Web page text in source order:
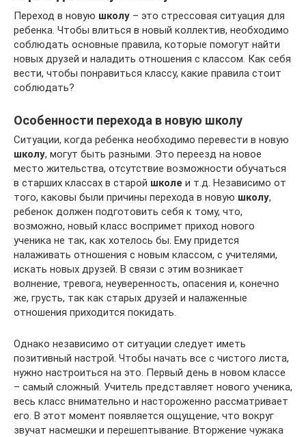
Переход в новую школу – это стрессовая ситуация для
ребенка. Чтобы влиться в новый коллектив, необходимо
соблюдать основные правила, которые помогут найти
новых друзей и наладить отношения с классом. Как себя
вести, чтобы понравиться классу, какие правила стоит
соблюдать?
Особенности перехода в новую школу
Ситуации, когда ребенка необходимо перевести в новую
школу, могут быть разными. Это переезд на новое
место жительства, отсутствие возможности обучаться
в старших классах в старой школе и т.д. Независимо от
того, каковы были причины перехода в новую школу,
ребенок должен подготовить себя к тому, что,
возможно, новый класс воспримет приход нового
ученика не так, как хотелось бы. Ему придется
налаживать отношения с новым классом, с учителями,
искать новых друзей. В связи с этим возникает
волнение, тревога, неуверенность, опасения и, конечно
же, грусть, так как старых друзей и налаженные
отношения приходится покидать.
Однако независимо от ситуации следует иметь
позитивный настрой. Чтобы начать все с чистого листа,
нужно настроиться на это. Первый день в новом классе
– самый сложный. Учитель представляет нового ученика,
весь класс внимательно и настороженно рассматривает
его. В этот момент появляется ощущение, что вокруг
звучат насмешки и перешептывание. Вторжение чужака